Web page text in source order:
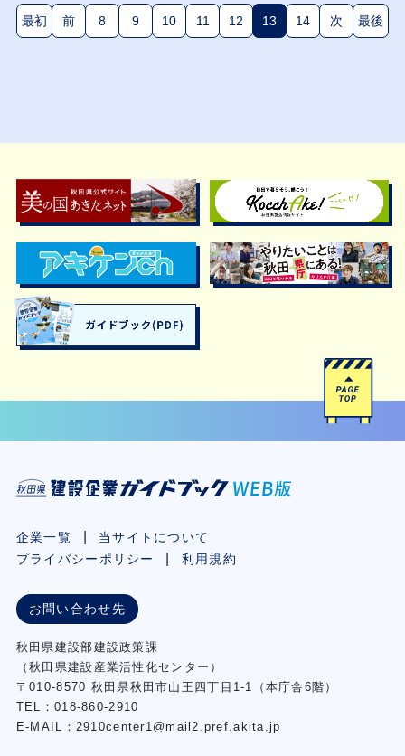
最初 前 8 9 10 11 12 13(現在のページ)
14 次 最後
企業一覧
当サイトについて
プライバシーポリシー
利用規約
お問い合わせ先
秋⽥県建設部建設政策課
（秋⽥県建設産業活性化センター）
〒010-8570 秋田県秋田市⼭王四丁⽬1-1（本庁舎6階）
TEL：018-860-2910
E-MAIL：2910center1@mail2.pref.akita.jp